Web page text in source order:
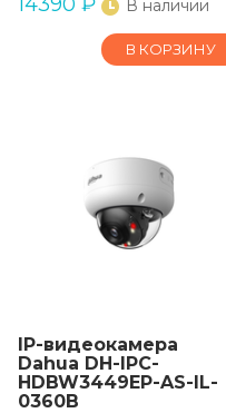
В наличии
В КОРЗИНУ
IP-видеокамера
Dahua DH-IPC-
HDBW3449EP-AS-IL-
0360B